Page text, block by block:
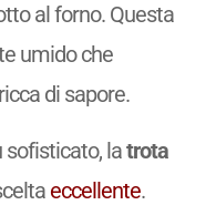
al forno. Questa
umido che
di sapore.
sofisticato, latrota
eccellente.